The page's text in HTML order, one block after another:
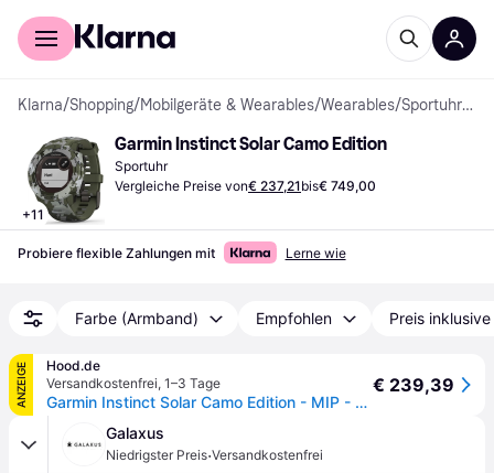
Für Shopper
Klarna/Shopping/Mobilgeräte & Wearables/Wearables/ Sportuhren
+11
Garmin Instinct Solar Camo Edition
Sportuhr
Vergleiche Preise von€ 237,21bis€ 749,00
Probiere flexible Zahlungen mit Lerne wie
Farbe (Armband) Empfohlen Preis
ANZEIGE
Hood.de
Versandkostenfrei, 1–3 Tage
Garmin Instinct Solar Camo Edition - MIP - GPS - 53 g
€ 239,39
Galaxus
Niedrigster Preis·Versandkostenfrei